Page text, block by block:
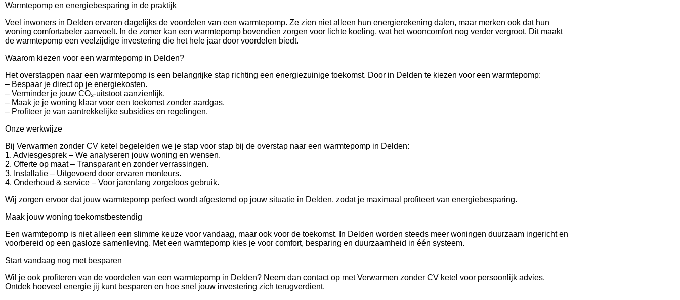
Warmtepomp en energiebesparing in de praktijk
Veel inwoners in Delden ervaren dagelijks de voordelen van een warmtepomp. Ze zien niet alleen hun energierekening dalen, maar merken ook dat hun
woning comfortabeler aanvoelt. In de zomer kan een warmtepomp bovendien zorgen voor lichte koeling, wat het wooncomfort nog verder vergroot. Dit maakt
de warmtepomp een veelzijdige investering die het hele jaar door voordelen biedt.
Waarom kiezen voor een warmtepomp in Delden?
Het overstappen naar een warmtepomp is een belangrijke stap richting een energiezuinige toekomst. Door in Delden te kiezen voor een warmtepomp:
– Bespaar je direct op je energiekosten.
– Verminder je jouw CO₂-uitstoot aanzienlijk.
– Maak je je woning klaar voor een toekomst zonder aardgas.
– Profiteer je van aantrekkelijke subsidies en regelingen.
Onze werkwijze
Bij Verwarmen zonder CV ketel begeleiden we je stap voor stap bij de overstap naar een warmtepomp in Delden:
1. Adviesgesprek – We analyseren jouw woning en wensen.
2. Offerte op maat – Transparant en zonder verrassingen.
3. Installatie – Uitgevoerd door ervaren monteurs.
4. Onderhoud & service – Voor jarenlang zorgeloos gebruik.
Wij zorgen ervoor dat jouw warmtepomp perfect wordt afgestemd op jouw situatie in Delden, zodat je maximaal profiteert van energiebesparing.
Maak jouw woning toekomstbestendig
Een warmtepomp is niet alleen een slimme keuze voor vandaag, maar ook voor de toekomst. In Delden worden steeds meer woningen duurzaam ingericht en
voorbereid op een gasloze samenleving. Met een warmtepomp kies je voor comfort, besparing en duurzaamheid in één systeem.
Start vandaag nog met besparen
Wil je ook profiteren van de voordelen van een warmtepomp in Delden? Neem dan contact op met Verwarmen zonder CV ketel voor persoonlijk advies.
Ontdek hoeveel energie jij kunt besparen en hoe snel jouw investering zich terugverdient.